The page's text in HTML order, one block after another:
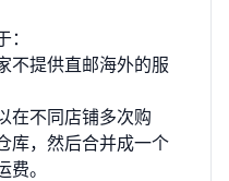
不提供直邮海外的服
在不同店铺多次购
库，然后合并成一个
。